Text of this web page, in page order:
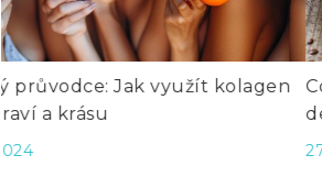
Co na lepší trávení? Průvodce pro
detoxikaci a zdravý životní styl
27 čen 2026